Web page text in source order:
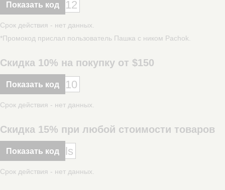
Показать код 12
Срок действия - нет данных.
*Промокод прислал пользователь Пашка с ником Pachok.
Скидка 10% на покупку от $150
Показать код 10
Срок действия - нет данных.
Скидка 15% при любой стоимости товаров
Показать код ls
Срок действия - нет данных.